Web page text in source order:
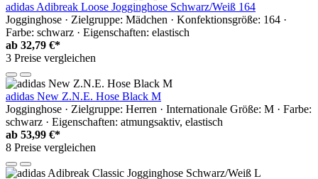
adidas Adibreak Loose Jogginghose Schwarz/Weiß 164
Jogginghose · Zielgruppe: Mädchen · Konfektionsgröße: 164 ·
Farbe: schwarz · Eigenschaften: elastisch
ab 32,79 €*
3 Preise vergleichen
adidas New Z.N.E. Hose Black M
Jogginghose · Zielgruppe: Herren · Internationale Größe: M · Farbe:
schwarz · Eigenschaften: atmungsaktiv, elastisch
ab 53,99 €*
8 Preise vergleichen